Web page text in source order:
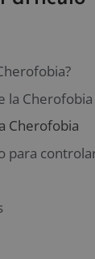
la Cherofobia
Cherofobia
para